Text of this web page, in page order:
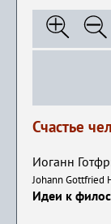
Счастье
Иоганн
Johann Gottfried
Идеи к